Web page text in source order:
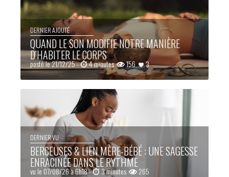
DERNIER AJOUTÉ
QUAND LE SON MODIFIE NOTRE MANIÈRE
D’HABITER LE CORPS
posté le 21/12/25 - 4 minutes 156 3
DERNIER VU
BERCEUSES & LIEN MÈRE-BÉBÉ : UNE SAGESSE
ENRACINÉE DANS LE RYTHME
vu le 07/08/26 à 6h18 - 3 minutes 265